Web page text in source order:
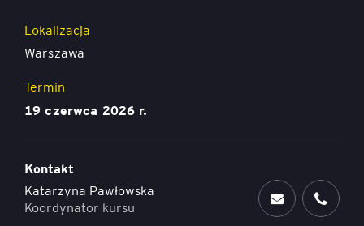
Lokalizacja
Warszawa
Termin
19 czerwca 2026 r.
Kontakt
Katarzyna Pawłowska
Koordynator kursu